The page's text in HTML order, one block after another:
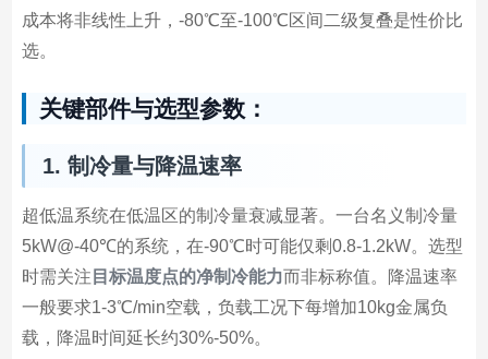
成本将非线性上升，-80℃至-100℃区间二级复叠是性价比
选。
关键部件与选型参数：
1. 制冷量与降温速率
超低温系统在低温区的制冷量衰减显著。一台名义制冷量
5kW@-40℃的系统，在-90℃时可能仅剩0.8-1.2kW。选型
时需关注 目标温度点的净制冷能力而非标称值。降温速率
一般要求1-3℃/min空载，负载工况下每增加10kg金属负
载，降温时间延长约30%-50%。